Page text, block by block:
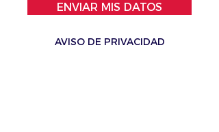
ENVIAR MIS DATOS
AVISO DE PRIVACIDAD